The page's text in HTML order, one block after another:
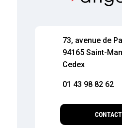
73, avenue de
94165 Saint-
Cedex
01 43 98 82 62
CONTACT